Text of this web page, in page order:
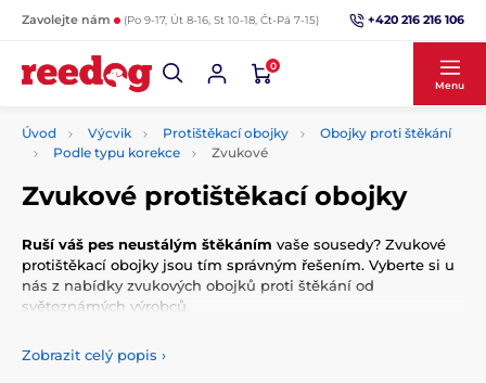
Zavolejte nám (Po 9-17, Út 8-16, St 10-18, Čt-Pá 7-15) +420 216 216 106
0
Menu
Úvod Výcvik Protištěkací obojky
Obojky proti štěkání
Podle typu korekce
Zvukové
Zvukové protištěkací obojky
Ruší váš pes neustálým štěkáním vaše sousedy? Zvukové
protištěkací obojky jsou tím správným řešením. Vyberte si u
nás z nabídky zvukových obojků proti štěkání od
světoznámých výrobců.
Zobrazit celý popis ›